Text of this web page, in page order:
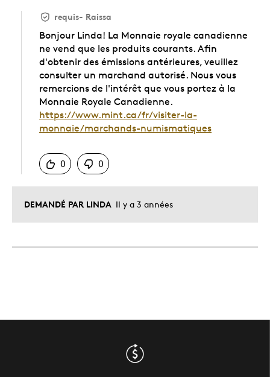
DEMANDÉ PAR LINDA Il y a 3 années
requis- Raissa
Bonjour Linda! La Monnaie royale canadienne
ne vend que les produits courants. Afin
d'obtenir des émissions antérieures, veuillez
consulter un marchand autorisé. Nous vous
remercions de l'intérêt que vous portez à la
Monnaie Royale Canadienne.
https://www.mint.ca/fr/visiter-la-
monnaie/marchands-numismatiques
0
0